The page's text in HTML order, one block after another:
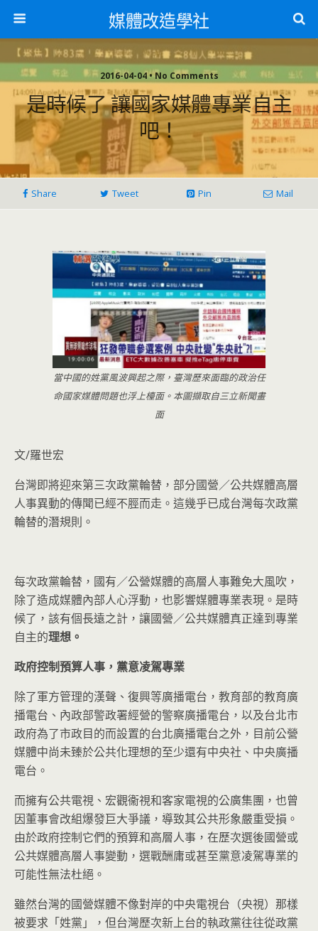
媒體改造學社
2016-04-04 • No Comments
是時候了 讓國家媒體專業自主
吧！
Share Tweet Pin Mail
當中國的姓黨風波興起之際，臺灣歷來面臨的政治任
命國家媒體問題也浮上檯面。本圖擷取自三立新聞畫
面
文/羅世宏
台灣即將迎來第三次政黨輪替，部分國營／公共媒體高層
人事異動的傳聞已經不脛而走。這幾乎已成台灣每次政黨
輪替的潛規則。
每次政黨輪替，國有／公營媒體的高層人事難免大風吹，
除了造成媒體內部人心浮動，也影響媒體專業表現。是時
候了，該有個長遠之計，讓國營／公共媒體真正達到專業
自主的理想。
政府控制預算人事，黨意凌駕專業
除了軍方管理的漢聲、復興等廣播電台，教育部的教育廣
播電台、內政部警政署經營的警察廣播電台，以及台北市
政府為了市政目的而設置的台北廣播電台之外，目前公營
媒體中尚未臻於公共化理想的至少還有中央社、中央廣播
電台。
而擁有公共電視、宏觀衞視和客家電視的公廣集團，也曾
因董事會改組爆發巨大爭議，導致其公共形象嚴重受損。
由於政府控制它們的預算和高層人事，在歷次選後國營或
公共媒體高層人事變動，選戰酬庸或甚至黨意凌駕專業的
可能性無法杜絕。
雖然台灣的國營媒體不像對岸的中央電視台（央視）那樣
被要求「姓黨」，但台灣歷次新上台的執政黨往往從政黨